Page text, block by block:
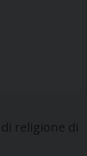
religione di